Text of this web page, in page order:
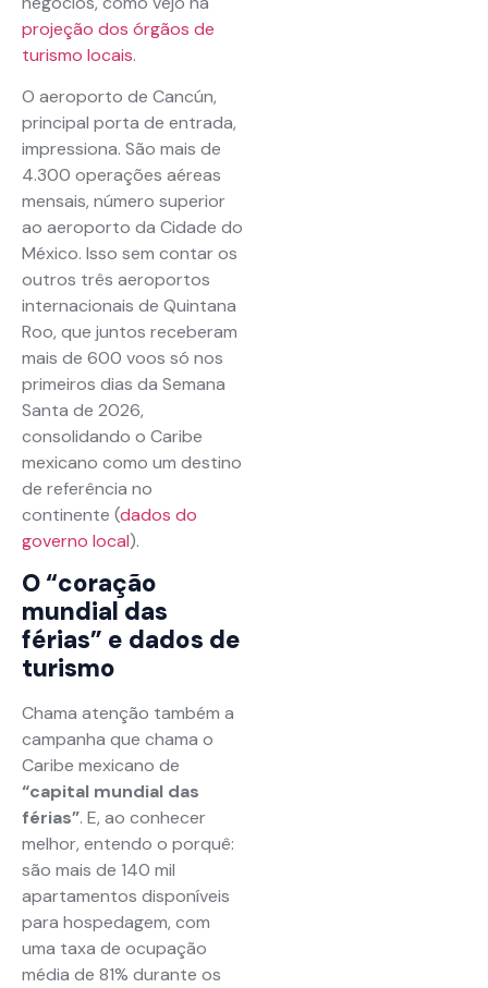
projeção dos órgãos de
turismo locais.
O aeroporto de Cancún,
principal porta de entrada,
impressiona. São mais de
4.300 operações aéreas
mensais, número superior
ao aeroporto da Cidade do
México. Isso sem contar os
outros três aeroportos
internacionais de Quintana
Roo, que juntos receberam
mais de 600 voos só nos
primeiros dias da Semana
Santa de 2026,
consolidando o Caribe
mexicano como um destino
de referência no
continente (dados do
governo local).
O “coração
mundial das
férias” e dados de
turismo
Chama atenção também a
campanha que chama o
Caribe mexicano de
“capital mundial das
férias”. E, ao conhecer
melhor, entendo o porquê:
são mais de 140 mil
apartamentos disponíveis
para hospedagem, com
uma taxa de ocupação
média de 81% durante os